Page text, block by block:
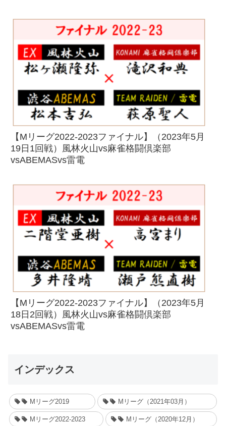
【Mリーグ2022-2023ファイナル】（2023年5月
19日1回戦）風林火山vs麻雀格闘倶楽部
vsABEMASvs雷電
【Mリーグ2022-2023ファイナル】（2023年5月
18日2回戦）風林火山vs麻雀格闘倶楽部
vsABEMASvs雷電
インデックス
Mリーグ2019 Mリーグ（2021年03月）
Mリーグ2022-2023 Mリーグ（2020年12月）